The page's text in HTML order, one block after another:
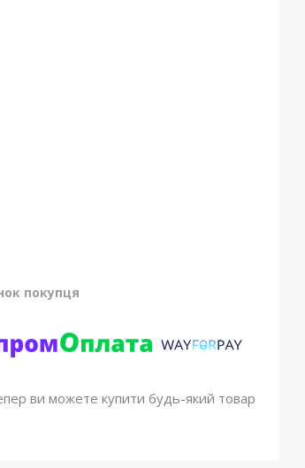
покупця
ви можете купити будь-який товар